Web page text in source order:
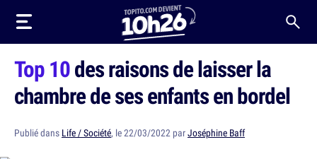
Top 10des raisons de laisser la
chambre de ses enfants en bordel
Publié dans Life / Société, le 22/03/2022 parJoséphine Baff